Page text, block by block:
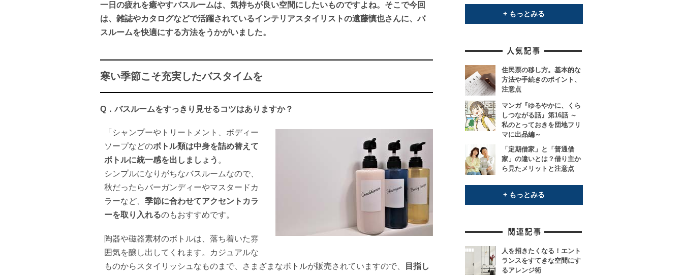
一日の疲れを癒やすバスルームは、気持ちが良い空間にしたいものですよね。そこで今回
は、雑誌やカタログなどで活躍されているインテリアスタイリストの遠藤慎也さんに、バ
スルームを快適にする方法をうかがいました。
寒い季節こそ充実したバスタイムを
Q． バスルームをすっきり見せるコツはありますか？
「シャンプーやトリートメント、ボディー
ソープなどのボトル類は中身を詰め替えて
ボトルに統一感を出しましょう 。
シンプルになりがちなバスルームなので、
秋だったらバーガンディーやマスタードカ
ラーなど、 季節に合わせてアクセントカラ
ーを取り入れるのもおすすめです。
陶器や磁器素材のボトルは、落ち着いた雰
囲気を醸し出してくれます。カジュアルな
ものからスタイリッシュなものまで、さまざまなボトルが販売されていますので、
目指し
+ もっとみる
住民票の移し方。基本的な
方法や手続きのポイント、
注意点
マンガ『ゆるやかに、くら
しつながる話』第16話 ～
私のとっておきを団地フリ
マに出品編～
「定期借家」と「普通借
家」の違いとは？借り主か
ら見たメリットと注意点
+ もっとみる
人を招きたくなる！エント
ランスをすてきな空間にす
るアレンジ術